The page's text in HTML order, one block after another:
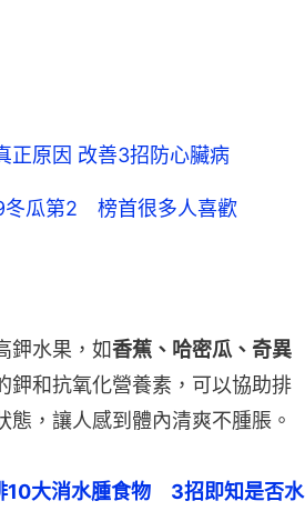
正原因 改善3招防心臟病
冬瓜第2 榜首很多人喜歡
鉀水果，如香蕉、哈密瓜、奇異
鉀和抗氧化營養素，可以協助排
，讓人感到體內清爽不腫脹。
大消水腫食物　3招即知是否水